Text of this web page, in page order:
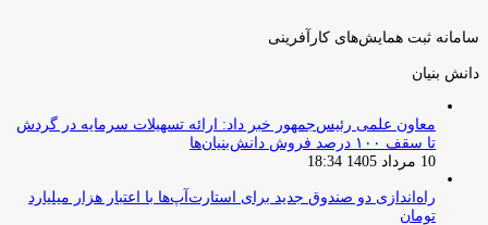
سامانه ثبت همایش‌های کارآفرینی
دانش‌ بنیان‌
معاون علمی رئیس‌جمهور خبر داد: ارائه تسهیلات سرمایه در گردش
تا سقف ۱۰۰ درصد فروش دانش‌بنیان‌ها
10 مرداد 1405 18:34
راه‌اندازی دو صندوق جدید برای استارت‌آپ‌ها با اعتبار هزار میلیارد
تومان